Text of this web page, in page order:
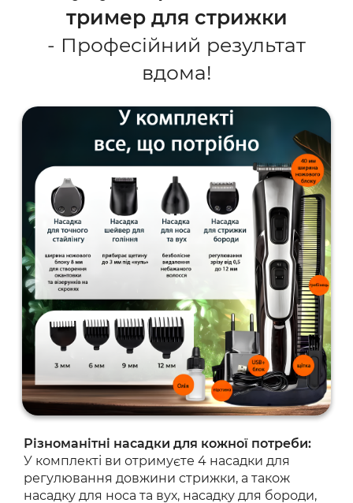
тример для стрижки
- Професійний результат
вдома!
Різноманітні насадки для кожної потреби:
У комплекті ви отримуєте 4 насадки для
регулювання довжини стрижки, а також
насадку для носа та вух, насадку для бороди,